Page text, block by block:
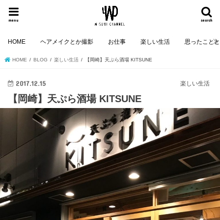
search
menu
HOME ヘアメイクとか撮影 お仕事 楽しい生活 思ったこと
HOME BLOG 楽しい生活 【岡崎】天ぷら酒場 KITSUNE
楽しい生活
2017.12.15
【岡崎】天ぷら酒場 KITSUNE